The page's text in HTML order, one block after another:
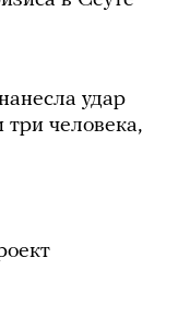
удар
три человека,